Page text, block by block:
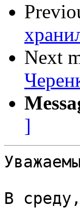
Next
]
В